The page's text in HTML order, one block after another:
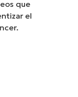
que
el